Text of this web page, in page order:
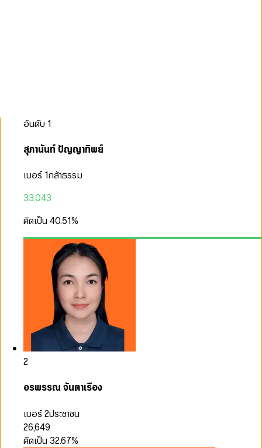
อันดับ 1
สุภานันท์ ปัญญาทิพย์
เบอร์ 1กล้าธรรม
33,043
คิดเป็น40.51%
2
อรพรรณ จันตาเรือง
เบอร์ 2ประชาชน
26,649
คิดเป็น 32.67%